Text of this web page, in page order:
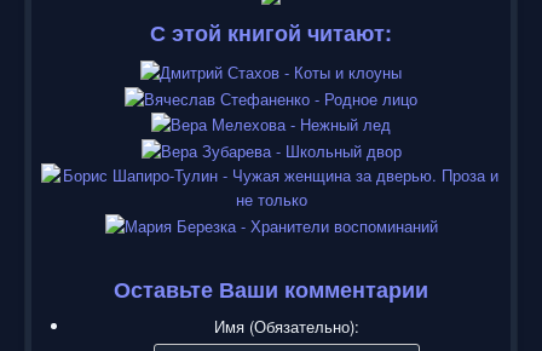
С этой книгой читают:
Оставьте Ваши комментарии
Имя (Обязательно):